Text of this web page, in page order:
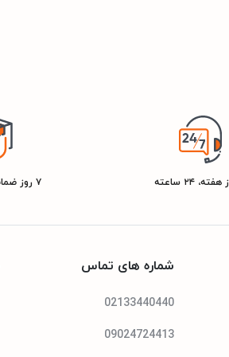
۷ روز ضمانت بازگشت کالا
شماره های تماس
02133440440
09024724413